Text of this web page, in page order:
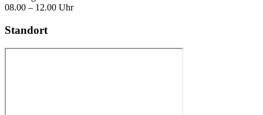
08.00 – 12.00 Uhr
Standort